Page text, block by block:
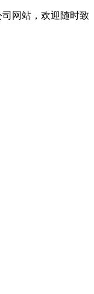
网站，欢迎随时致